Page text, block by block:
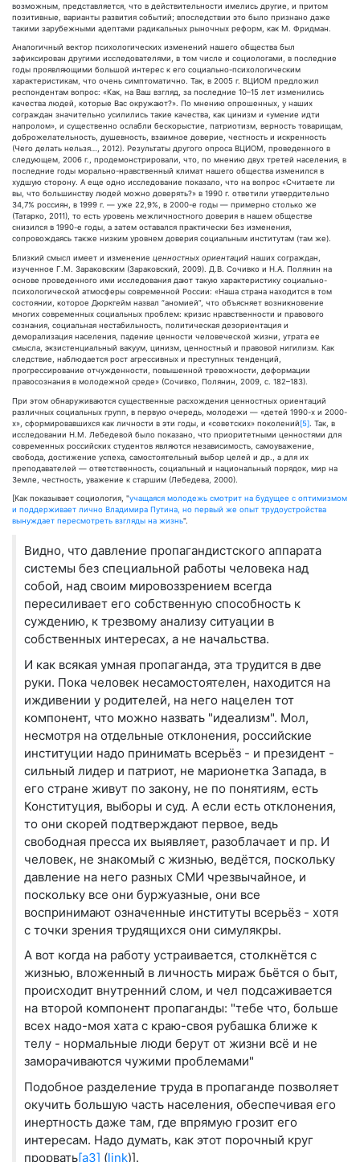
возможным, представляется, что в действительности имелись другие, и притом
позитивные, варианты развития событий; впоследствии это было признано даже
такими зарубежными адептами радикальных рыночных реформ, как М. Фридман.
Аналогичный вектор психологических изменений нашего общества был
зафиксирован другими исследователями, в том числе и социологами, в последние
годы проявляющими большой интерес к его социально-психологическим
характеристикам, что очень симптоматично. Так, в 2005 г. ВЦИОМ предложил
респондентам вопрос: «Как, на Ваш взгляд, за последние 10–15 лет изменились
качества людей, которые Вас окружают?». По мнению опрошенных, у наших
сограждан значительно усилились такие качества, как цинизм и «умение идти
напролом», и существенно ослабли бескорыстие, патриотизм, верность товарищам,
доброжелательность, душевность, взаимное доверие, честность и искренность
(Чего делать нельзя…, 2012). Результаты другого опроса ВЦИОМ, проведенного в
следующем, 2006 г., продемонстрировали, что, по мнению двух третей населения, в
последние годы морально-нравственный климат нашего общества изменился в
худшую сторону. А еще одно исследование показало, что на вопрос «Считаете ли
вы, что большинству людей можно доверять?» в 1990 г. ответили утвердительно
34,7% россиян, в 1999 г. — уже 22,9%, в 2000-е годы — примерно столько же
(Татарко, 2011), то есть уровень межличностного доверия в нашем обществе
снизился в 1990-е годы, а затем оставался практически без изменения,
сопровождаясь также низким уровнем доверия социальным институтам (там же).
Близкий смысл имеет и изменение ценностных ориентаций наших сограждан,
изученное Г.М. Зараковским (Зараковский, 2009). Д.В. Сочивко и Н.А. Полянин на
основе проведенного ими исследования дают такую характеристику социально-
психологической атмосферы современной России: «Наша страна находится в том
состоянии, которое Дюркгейм назвал “аномией”, что объясняет возникновение
многих современных социальных проблем: кризис нравственности и правового
сознания, социальная нестабильность, политическая дезориентация и
деморализация населения, падение ценности человеческой жизни, утрата ее
смысла, экзистенциальный вакуум, цинизм, ценностный и правовой нигилизм. Как
следствие, наблюдается рост агрессивных и преступных тенденций,
прогрессирование отчужденности, повышенной тревожности, деформации
правосознания в молодежной среде» (Сочивко, Полянин, 2009, с. 182–183).
При этом обнаруживаются существенные расхождения ценностных ориентаций
различных социальных групп, в первую очередь, молодежи — «детей 1990-х и 2000-
х», сформировавшихся как личности в эти годы, и «советских» поколений[5] . Так, в
исследовании Н.М. Лебедевой было показано, что приоритетными ценностями для
современных российских студентов являются независимость, самоуважение,
свобода, достижение успеха, самостоятельный выбор целей и др., а для их
преподавателей — ответственность, социальный и национальный порядок, мир на
Земле, честность, уважение к старшим (Лебедева, 2000).
[Как показывает социология, "учащаяся молодежь смотрит на будущее с оптимизмом
и поддерживает лично Владимира Путина, но первый же опыт трудоустройства
вынуждает пересмотреть взгляды на жизнь".
Видно, что давление пропагандистского аппарата
системы без специальной работы человека над
собой, над своим мировоззрением всегда
пересиливает его собственную способность к
суждению, к трезвому анализу ситуации в
собственных интересах, а не начальства.
И как всякая умная пропаганда, эта трудится в две
руки. Пока человек несамостоятелен, находится на
иждивении у родителей, на него нацелен тот
компонент, что можно назвать "идеализм". Мол,
несмотря на отдельные отклонения, российские
институции надо принимать всерьёз - и президент -
сильный лидер и патриот, не марионетка Запада, в
его стране живут по закону, не по понятиям, есть
Конституция, выборы и суд. А если есть отклонения,
то они скорей подтверждают первое, ведь
свободная пресса их выявляет, разоблачает и пр. И
человек, не знакомый с жизнью, ведётся, поскольку
давление на него разных СМИ чрезвычайное, и
поскольку все они буржуазные, они все
воспринимают означенные институты всерьёз - хотя
с точки зрения трудящихся они симулякры.
А вот когда на работу устраивается, столкнётся с
жизнью, вложенный в личность мираж бьётся о быт,
происходит внутренний слом, и чел подсаживается
на второй компонент пропаганды: "тебе что, больше
всех надо-моя хата с краю-своя рубашка ближе к
телу - нормальные люди берут от жизни всё и не
заморачиваются чужими проблемами"
Подобное разделение труда в пропаганде позволяет
окучить большую часть населения, обеспечивая его
инертность даже там, где впрямую грозит его
интересам. Надо думать, как этот порочный круг
прорвать[a3] (link)].